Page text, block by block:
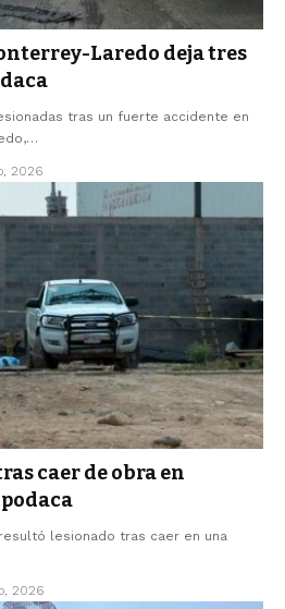
Laredo deja tres
tras un fuerte accidente en
2026
caer de obra en
lesionado tras caer en una
2026